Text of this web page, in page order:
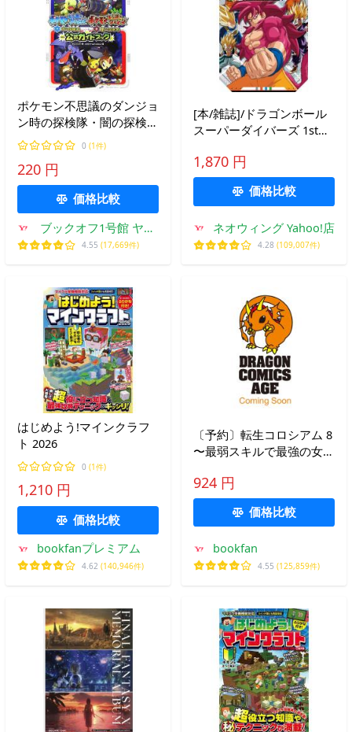
ポケモン不思議のダンジョ
ン時の探検隊・闇の探検隊
公式ガイドブック/スタジ
オベントスタッフ(著者),チ
ュン
0 (1件)
220 円
価格比較
ブックオフ1号館 ヤフ
ーショッピング店
4.55 (17,669件)
[本/雑誌]/ドラゴンボール
スーパーダイバーズ 1st
GUIDE (Vジャンプブック
ス)/Vジャンプ編集部(単行
本・ムック)
1,870 円
価格比較
ネオウィング Yahoo!店
4.28 (109,007件)
はじめよう!マインクラフ
ト 2026
0 (1件)
1,210 円
価格比較
bookfanプレミアム
4.62 (140,946件)
〔予約〕転生コロシアム 8
〜最弱スキルで最強の女た
作ります〜 /zunta/はらわ
たさいぞう/ゲーム
924 円
価格比較
bookfan
4.55 (125,859件)